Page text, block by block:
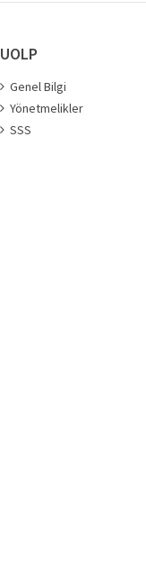
UOLP
Genel Bilgi
Yönetmelikler
SSS